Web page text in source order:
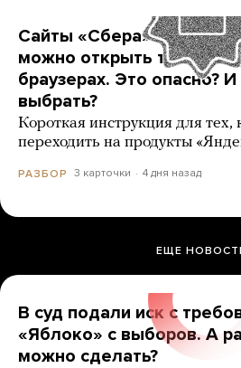
Сайты «Сбера» и других
можно открыть только в
браузерах. Это опасно?
выбрать?
Короткая инструкция для тех,
переходить на продукты
РАЗБОР 3 карточки 4 дня назад
ЕЩЕ
В суд подали иск с
«Яблоко» с выборов. А
можно сделать?